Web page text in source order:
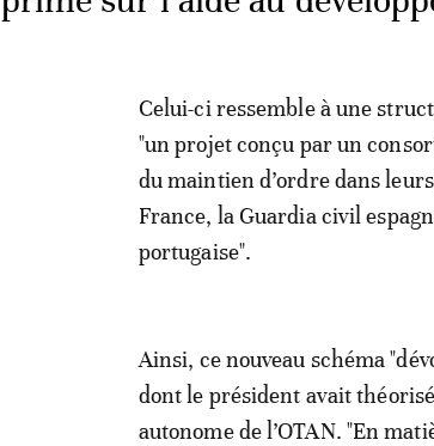
Celui-ci ressemble à une
"un projet conçu par un
du maintien d’ordre dans
France, la Guardia civil
portugaise".
Ainsi, ce nouveau schéma
dont le président avait
autonome de l’OTAN. "En